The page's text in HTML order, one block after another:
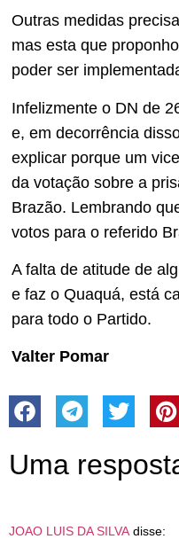
Outras medidas
mas esta que
poder ser
Infelizmente o DN de
e, em decorrência
explicar porque um
da votação sobre a
Brazão. Lembrando
votos para o referido
A falta de atitude de
e faz o Quaquá, está
para todo o Partido.
Valter Pomar
Uma
JOAO LUIS DA SILVA disse: